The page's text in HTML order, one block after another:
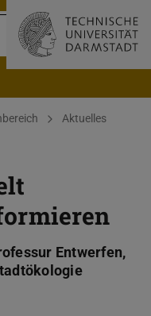
Aktuelles
Entwerfen,